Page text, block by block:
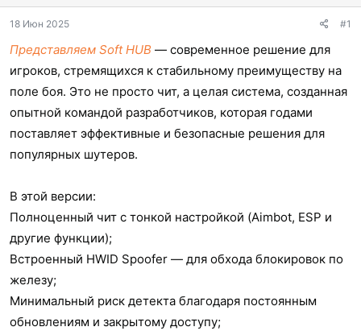
ы
л
18 Июн 2025 #1
Представляем Soft HUB — современное решение для
игроков, стремящихся к стабильному преимуществу на
поле боя. Это не просто чит, а целая система, созданная
опытной командой разработчиков, которая годами
поставляет эффективные и безопасные решения для
популярных шутеров.
В этой версии:
Полноценный чит с тонкой настройкой (Aimbot, ESP и
другие функции);
Встроенный HWID Spoofer — для обхода блокировок по
железу;
Минимальный риск детекта благодаря постоянным
обновлениям и закрытому доступу;